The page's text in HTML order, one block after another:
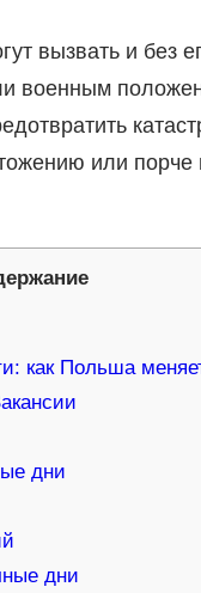
вызвать и без
военным
или
как Польша
дни
дни